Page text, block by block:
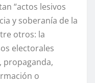
“actos lesivos
y soberanía de la
otros: la
electorales
propaganda,
o